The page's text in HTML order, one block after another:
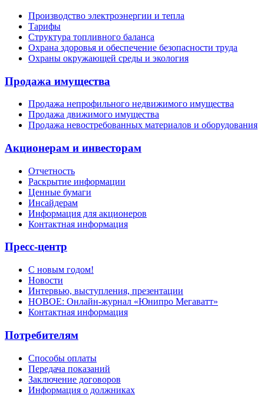
Производство электроэнергии и тепла
Тарифы
Структура топливного баланса
Охрана здоровья и обеспечение безопасности труда
Охраны окружающей среды и экология
Продажа имущества
Продажа непрофильного недвижимого имущества
Продажа движимого имущества
Продажа невостребованных материалов и оборудования
Акционерам и инвесторам
Отчетность
Раскрытие информации
Ценные бумаги
Инсайдерам
Информация для акционеров
Контактная информация
Пресс-центр
С новым годом!
Новости
Интервью, выступления, презентации
НОВОЕ: Онлайн-журнал «Юнипро Мегаватт»
Контактная информация
Потребителям
Способы оплаты
Передача показаний
Заключение договоров
Информация о должниках